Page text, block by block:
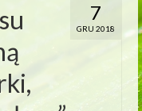
7
GRU 2018